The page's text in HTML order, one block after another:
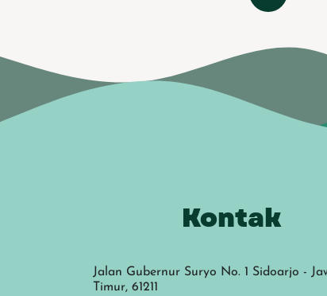
Kontak
Jalan Gubernur Suryo No. 1 Sidoarjo -
Timur, 61211